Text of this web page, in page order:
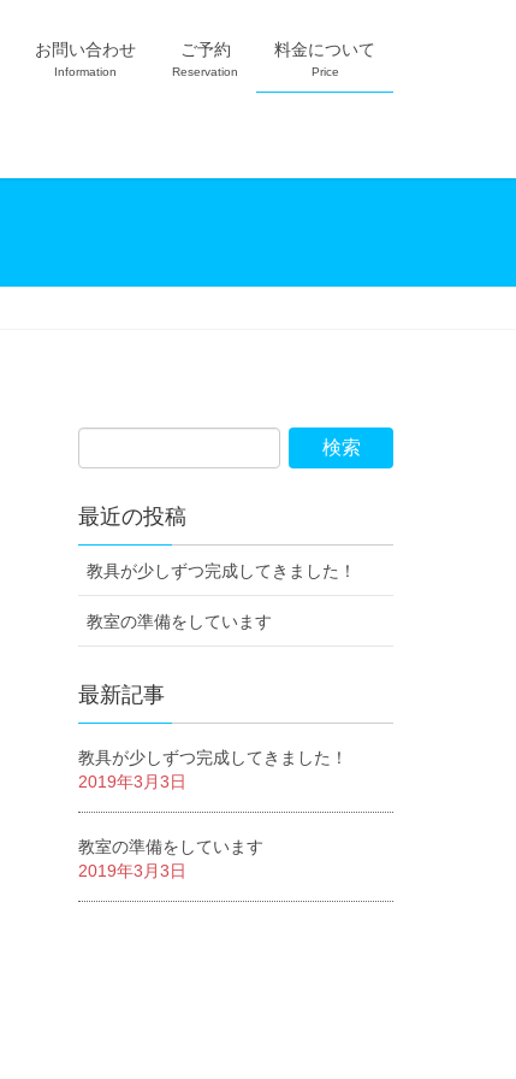
お問い合わせ
Information
ご予約
Reservation
料金について
Price
最近の投稿
教具が少しずつ完成してきました！
教室の準備をしています
最新記事
教具が少しずつ完成してきました！
2019年3月3日
教室の準備をしています
2019年3月3日